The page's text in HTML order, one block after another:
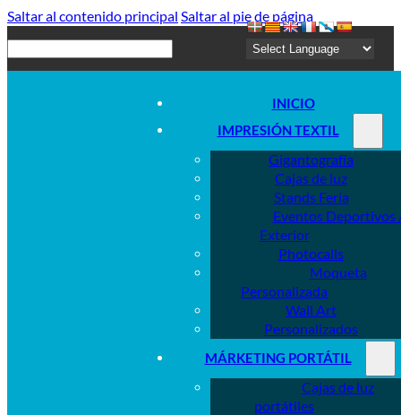
Saltar al contenido principal Saltar al pie de página
INICIO
IMPRESIÓN TEXTIL
Gigantografía
Cajas de luz
Stands Feria
Eventos Deportivos
Exterior
Photocalls
Moqueta
Personalizada
Wall Art
Personalizados
MÁRKETING PORTÁTIL
Cajas de luz
portátiles